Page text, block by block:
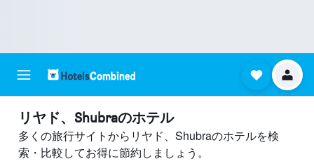
リヤド、Shubraのホテル
多くの旅行サイトからリヤド、Shubraのホテルを検
索・比較してお得に節約しましょう。